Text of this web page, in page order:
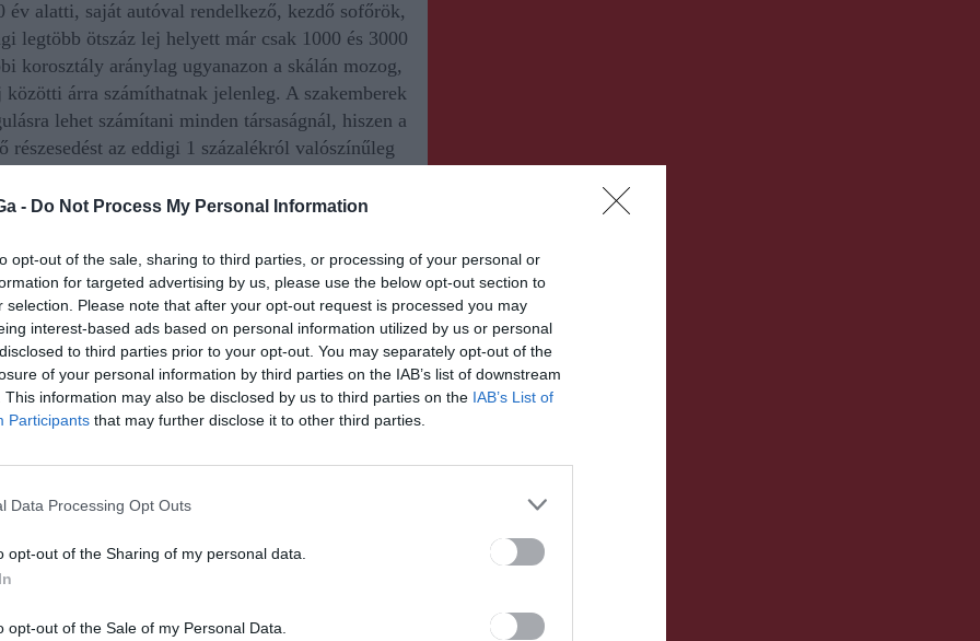
- Do Not Process My Personal Information
opt-out of the sale, sharing to third parties, or processing of your personal or
for targeted advertising by us, please use the below opt-out section to
selection. Please note that after your opt-out request is processed you may
interest-based ads based on personal information utilized by us or personal
to third parties prior to your opt-out. You may separately opt-out of the
of your personal information by third parties on the IAB’s list of downstream
This information may also be disclosed by us to third parties on the IAB’s List of
Participants that may further disclose it to other third parties.
Data Processing Opt Outs
opt-out of the Sharing of my personal data.
opt-out of the Sale of my Personal Data.
alatti, saját autóval rendelkező, kezdő sofőrök,
legtöbb ötszáz lej helyett már csak 1000 és 3000
korosztály aránylag ugyanazon a skálán mozog,
árra számíthatnak jelenleg. A szakemberek
lehet számítani minden társaságnál, hiszen a
az eddigi 1 százalékról valószínűleg
KÖVETKEZŐ BEJEGYZÉS
A fertőzési esetek száma
továbbra is növekvő